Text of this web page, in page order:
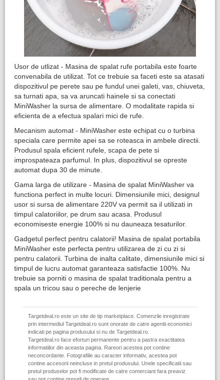
Usor de utlizat - Masina de spalat rufe portabila este foarte
convenabila de utilizat. Tot ce trebuie sa faceti este sa atasati
dispozitivul pe perete sau pe fundul unei galeti, vas, chiuveta,
sa turnati apa, sa va aruncati hainele si sa conectati
MiniWasher la sursa de alimentare. O modalitate rapida si
eficienta de a efectua spalari mici de rufe.
Mecanism automat - MiniWasher este echipat cu o turbina
speciala care permite apei sa se roteasca in ambele directii.
Produsul spala eficient rufele, scapa de pete si
improspateaza parfumul. In plus, dispozitivul se opreste
automat dupa 30 de minute.
Gama larga de utilizare - Masina de spalat MiniWasher va
functiona perfect in multe locuri. Dimensiunile mici, designul
usor si sursa de alimentare 220V va permit sa il utilizati in
timpul calatoriilor, pe drum sau acasa. Produsul
economiseste energie 100% si nu dauneaza tesaturilor.
Gadgetul perfect pentru calatorii! Masina de spalat portabila
MiniWasher este perfecta pentru utilizarea de zi cu zi si
pentru calatorii. Turbina de inalta calitate, dimensiunile mici si
timpul de lucru automat garanteaza satisfactie 100%. Nu
trebuie sa porniti o masina de spalat traditionala pentru a
spala un tricou sau o pereche de lenjerie
Targetdeal.ro este un site de tip marketplace. Comenzile inregistrate
prin intermediul Targetdeal.ro sunt onorate de catre agentii economici
indicati pe pagina produsului si nu de Targetdeal.ro.
Targetdeal.ro face eforturi permanente pentru a pastra exactitatea
informatiilor din aceasta pagina. Rareori acestea pot contine
neconcordante. Fotografiile au caracter informativ, acestea pot
contine accesorii neincluse in pretul produsului. Unele specificatii sau
pretul produselor pot fi modificate de catre comerciant fara preaviz